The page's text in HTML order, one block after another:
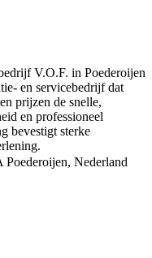
V.O.F. in Poederoijen
en servicebedrijf dat
prijzen de snelle,
en professioneel
bevestigt sterke
Poederoijen, Nederland